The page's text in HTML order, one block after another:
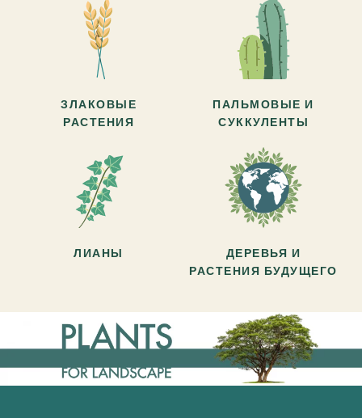
ЗЛАКОВЫЕ
РАСТЕНИЯ
ПАЛЬМОВЫЕ И
СУККУЛЕНТЫ
ЛИАНЫ
ДЕРЕВЬЯ И
РАСТЕНИЯ БУДУЩЕГО